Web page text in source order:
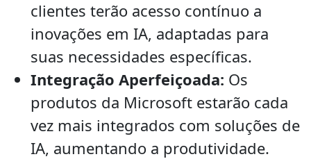
clientes terão acesso contínuo a
inovações em IA, adaptadas para
suas necessidades específicas.
Integração Aperfeiçoada: Os
produtos da Microsoft estarão cada
vez mais integrados com soluções de
IA, aumentando a produtividade.